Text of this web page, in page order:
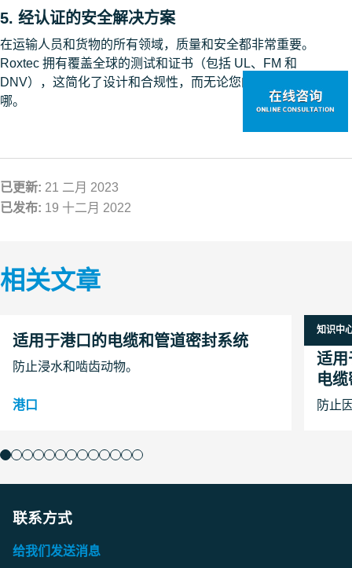
5. 经认证的安全解决方案
在运输人员和货物的所有领域，质量和安全都非常重要。
Roxtec 拥有覆盖全球的测试和证书（包括 UL、FM 和
DNV），这简化了设计和合规性，而无论您的终端目标市场在
哪。
已更新: 21 二月 2023
已发布: 19 十二月 2022
相关文章
适用于港口的电缆和管道密封系统
防止浸水和啮齿动物。
港口
知识中
5 三月
适用
电
防止
联系方式
给我们发送消息